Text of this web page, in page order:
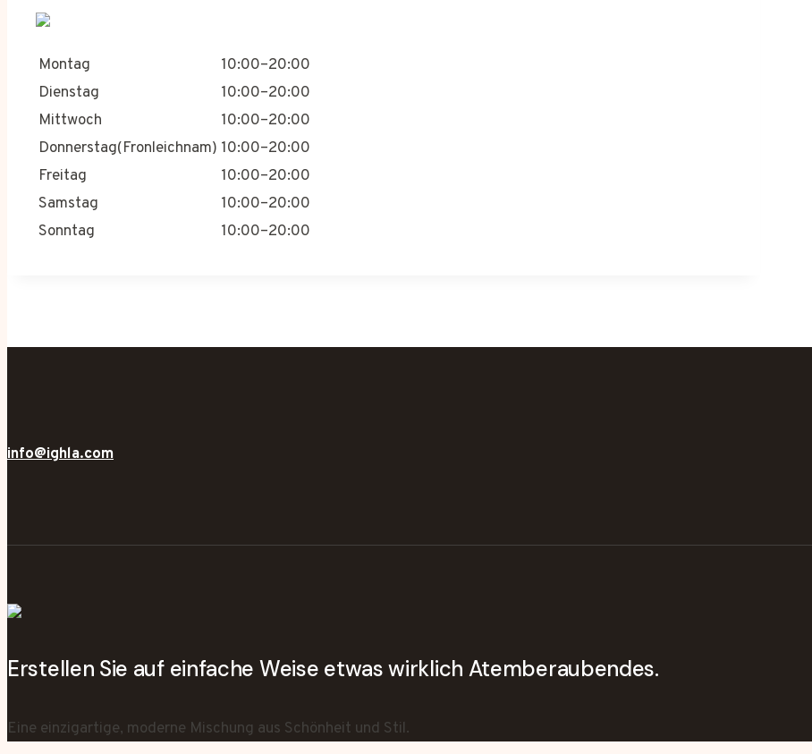
Montag
10:00–20:00
Dienstag
10:00–20:00
Mittwoch
10:00–20:00
Donnerstag(Fronleichnam) 10:00–20:00
Freitag
10:00–20:00
Samstag
10:00–20:00
Sonntag
10:00–20:00
info@ighla.com
Erstellen Sie auf einfache Weise etwas wirklich Atemberaubendes.
Eine einzigartige, moderne Mischung aus Schönheit und Stil.